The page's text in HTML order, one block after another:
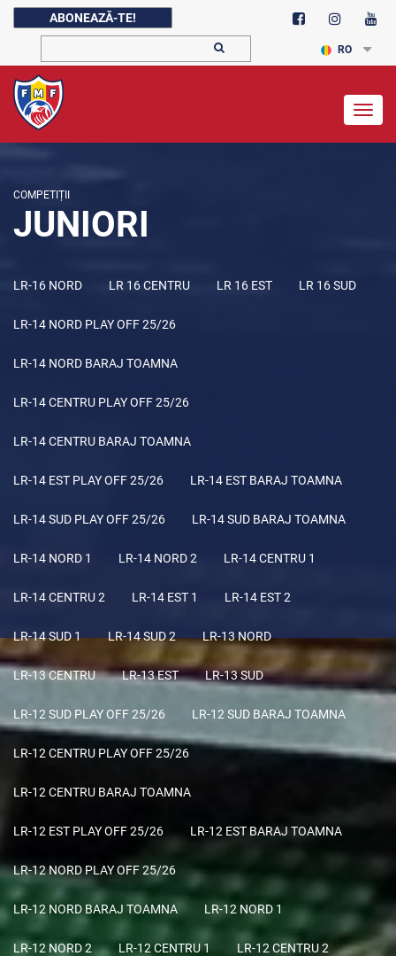
ABONEAZĂ-TE!
RO
COMPETIȚII
JUNIORI
LR-16 NORD LR 16 CENTRU LR 16 EST LR 16 SUD
LR-14 NORD PLAY OFF 25/26
LR-14 NORD BARAJ TOAMNA
LR-14 CENTRU PLAY OFF 25/26
LR-14 CENTRU BARAJ TOAMNA
LR-14 EST PLAY OFF 25/26 LR-14 EST BARAJ TOAMNA
LR-14 SUD PLAY OFF 25/26 LR-14 SUD BARAJ TOAMNA
LR-14 NORD 1 LR-14 NORD 2 LR-14 CENTRU 1
LR-14 CENTRU 2 LR-14 EST 1 LR-14 EST 2
LR-14 SUD 1 LR-14 SUD 2 LR-13 NORD
LR-13 CENTRU LR-13 EST LR-13 SUD
LR-12 SUD PLAY OFF 25/26 LR-12 SUD BARAJ TOAMNA
LR-12 CENTRU PLAY OFF 25/26
LR-12 CENTRU BARAJ TOAMNA
LR-12 EST PLAY OFF 25/26 LR-12 EST BARAJ TOAMNA
LR-12 NORD PLAY OFF 25/26
LR-12 NORD BARAJ TOAMNA LR-12 NORD 1
LR-12 NORD 2 LR-12 CENTRU 1 LR-12 CENTRU 2